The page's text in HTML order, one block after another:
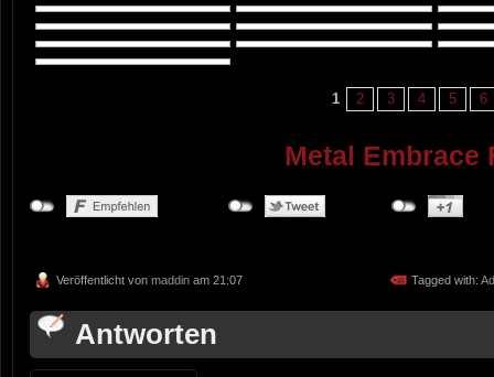
1 2 3 4 5 6
Metal Embrace
Veröffentlicht von maddin am 21:07 Tagged with:
Antworten